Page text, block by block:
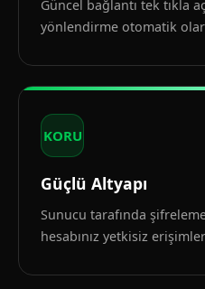
Güncel bağlantı tek tıkla
yönlendirme otomatik
KORU
Güçlü Altyapı
Sunucu tarafında
hesabınız yetkisiz